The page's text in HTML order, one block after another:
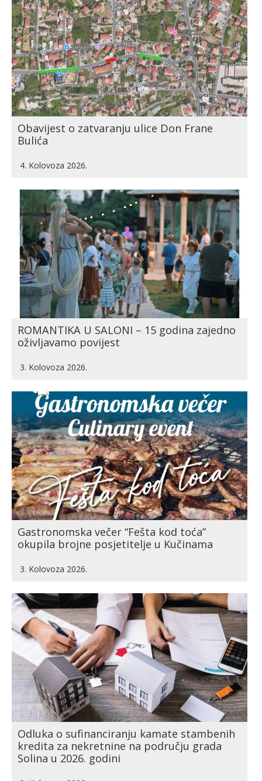
Obavijest o zatvaranju ulice Don Frane
Bulića
4. Kolovoza 2026.
ROMANTIKA U SALONI – 15 godina zajedno
oživljavamo povijest
3. Kolovoza 2026.
Gastronomska večer “Fešta kod toća”
okupila brojne posjetitelje u Kučinama
3. Kolovoza 2026.
Odluka o sufinanciranju kamate stambenih
kredita za nekretnine na području grada
Solina u 2026. godini